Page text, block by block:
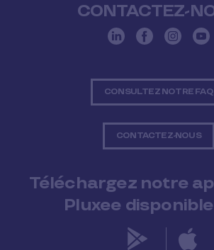
CONTACTEZ-
CONSULTEZ NOTRE FAQ
CONTACTEZ-NOUS
Téléchargez notre
Pluxee